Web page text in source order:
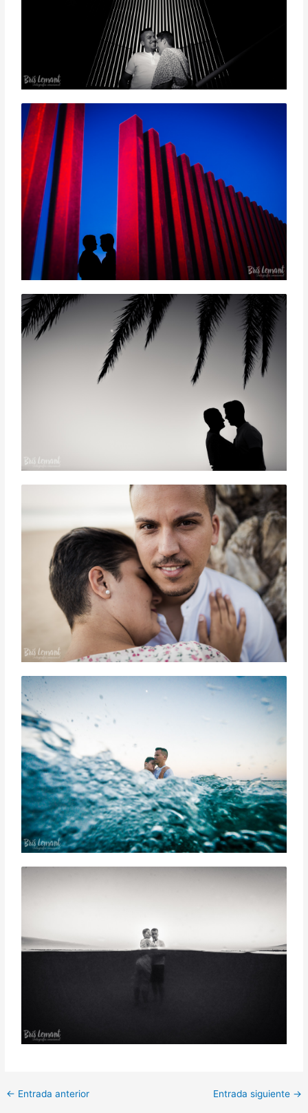
← Entrada anterior Entrada siguiente →